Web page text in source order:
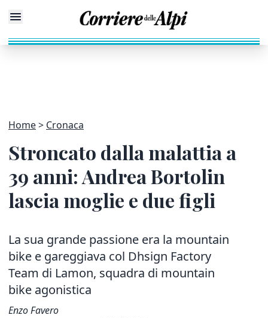
Home Cronaca
Stroncato dalla malattia a
39 anni: Andrea Bortolin
lascia moglie e due figli
La sua grande passione era la mountain
bike e gareggiava col Dhsign Factory
Team di Lamon, squadra di mountain
bike agonistica
Enzo Favero